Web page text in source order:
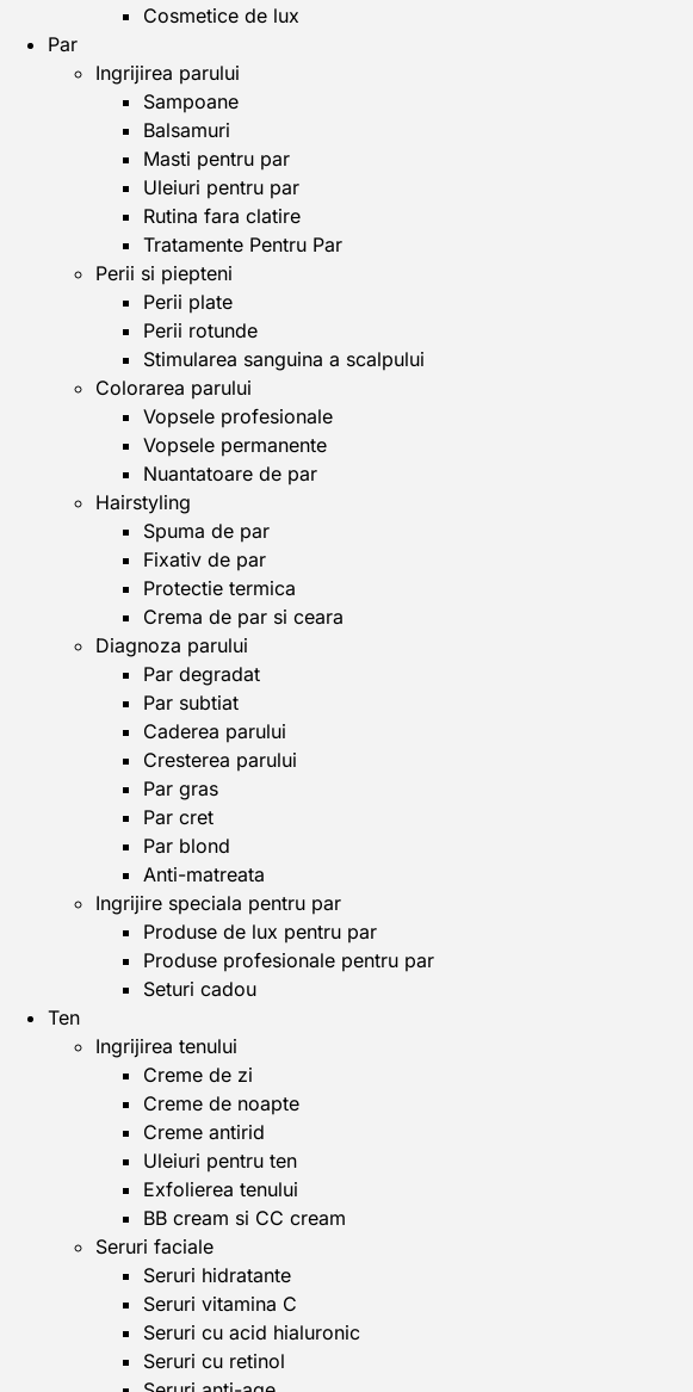
Cosmetice de lux
Par
Ingrijirea parului
Sampoane
Balsamuri
Masti pentru par
Uleiuri pentru par
Rutina fara clatire
Tratamente Pentru Par
Perii si piepteni
Perii plate
Perii rotunde
Stimularea sanguina a scalpului
Colorarea parului
Vopsele profesionale
Vopsele permanente
Nuantatoare de par
Hairstyling
Spuma de par
Fixativ de par
Protectie termica
Crema de par si ceara
Diagnoza parului
Par degradat
Par subtiat
Caderea parului
Cresterea parului
Par gras
Par cret
Par blond
Anti-matreata
Ingrijire speciala pentru par
Produse de lux pentru par
Produse profesionale pentru par
Seturi cadou
Ten
Ingrijirea tenului
Creme de zi
Creme de noapte
Creme antirid
Uleiuri pentru ten
Exfolierea tenului
BB cream si CC cream
Seruri faciale
Seruri hidratante
Seruri vitamina C
Seruri cu acid hialuronic
Seruri cu retinol